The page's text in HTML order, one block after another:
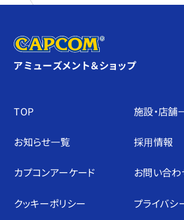
アミューズメント＆ショップ
TOP 施設・店舗
お知らせ⼀覧 採⽤情報
カプコンアーケード お問い合わ
クッキーポリシー プライバシ